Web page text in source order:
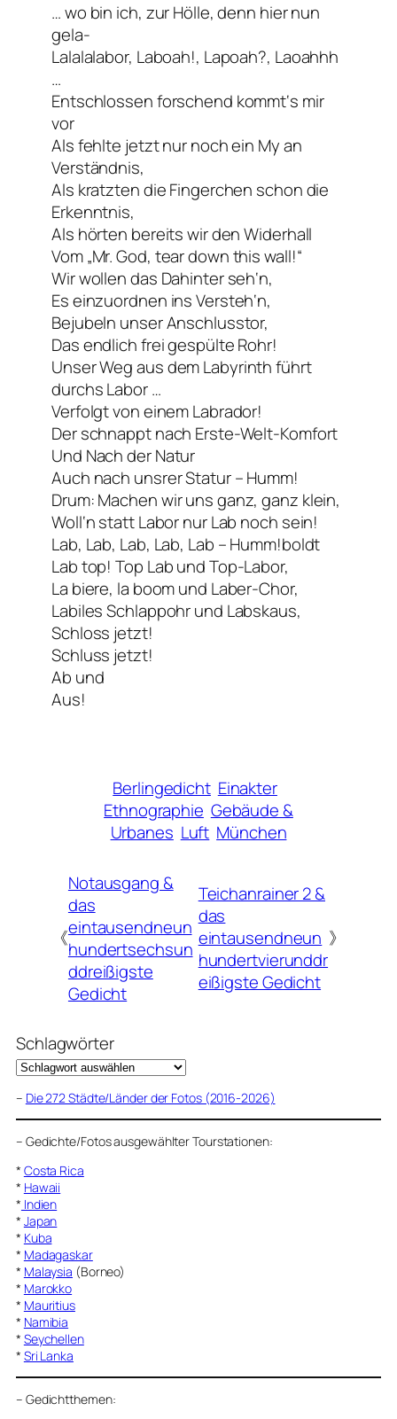
… wo bin ich, zur Hölle, denn hier nun
gela-
Lalalalabor, Laboah!, Lapoah?, Laoahhh
…
Entschlossen forschend kommt‘s mir
vor
Als fehlte jetzt nur noch ein My an
Verständnis,
Als kratzten die Fingerchen schon die
Erkenntnis,
Als hörten bereits wir den Widerhall
Vom „Mr. God, tear down this wall!“
Wir wollen das Dahinter seh‘n,
Es einzuordnen ins Versteh‘n,
Bejubeln unser Anschlusstor,
Das endlich frei gespülte Rohr!
Unser Weg aus dem Labyrinth führt
durchs Labor …
Verfolgt von einem Labrador!
Der schnappt nach Erste-Welt-Komfort
Und Nach der Natur
Auch nach unsrer Statur – Humm!
Drum: Machen wir uns ganz, ganz klein,
Woll‘n statt Labor nur Lab noch sein!
Lab, Lab, Lab, Lab, Lab – Humm!boldt
Lab top! Top Lab und Top-Labor,
La biere, la boom und Laber-Chor,
Labiles Schlappohr und Labskaus,
Schloss jetzt!
Schluss jetzt!
Ab und
Aus!
Berlingedicht Einakter
Ethnographie Gebäude &
Urbanes Luft München
《
Notausgang &
das
eintausendneun
hundertsechsun
ddreißigste
Gedicht
Teichanrainer 2 &
das
eintausendneun
hundertvierunddr
eißigste Gedicht
》
Schlagwörter
– Die 272 Städte/Länder der Fotos (2016-2026)
– Gedichte/Fotos ausgewählter Tourstationen:
* Costa Rica
* Hawaii
* Indien
* Japan
* Kuba
* Madagaskar
* Malaysia (Borneo)
* Marokko
* Mauritius
* Namibia
* Seychellen
* Sri Lanka
– Gedichtthemen: